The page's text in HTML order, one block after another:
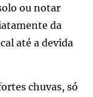
ou notar
da
até a devida
chuvas, só